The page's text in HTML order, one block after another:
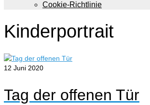
Cookie-Richtlinie
Kinderportrait
12 Juni 2020
Tag der offenen Tür